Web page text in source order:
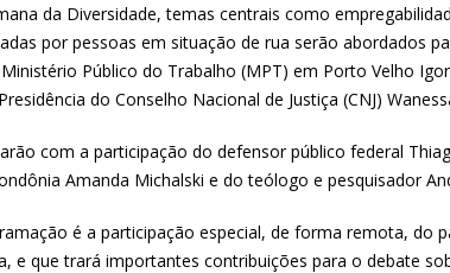
da Diversidade, temas centrais como
por pessoas em situação de rua serão abordados
Público do Trabalho (MPT) em Porto Velho
do Conselho Nacional de Justiça (CNJ)
com a participação do defensor público federal
Amanda Michalski e do teólogo e pesquisador
é a participação especial, de forma remota, do
e que trará importantes contribuições para o debate